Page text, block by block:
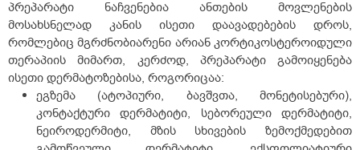
პრეპარატი ნაჩვენებია ანთების მოვლენების
მოსახსნელად კანის ისეთი დაავადებების დროს,
რომლებიც მგრძნობიარენი არიან კორტიკოსტეროიდული
თერაპიის მიმართ, კერძოდ, პრეპარატი გამოიყენება
ისეთი დერმატოზებისა, როგორიცაა:
ეგზემა (ატოპიური, ბავშვთა, მონეტისებური),
კონტაქტური დერმატიტი, სებორეული დერმატიტი,
ნეიროდერმიტი, მზის სხივების ზემოქმედებით